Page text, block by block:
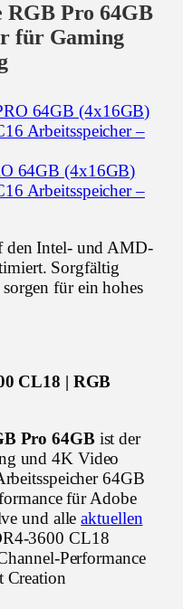
RGB Pro 64GB
für Gaming
64GB (4x16GB)
Arbeitsspeicher –
den Intel- und AMD-
Sorgfältig
für ein hohes
CL18 | RGB
Pro 64GBist der
und 4K Video
64GB
für Adobe
und alleaktuellen
3600 CL18
Performance
Creation